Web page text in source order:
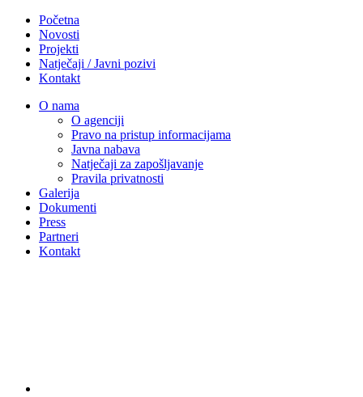
Početna
Novosti
Projekti
Natječaji / Javni pozivi
Kontakt
O nama
O agenciji
Pravo na pristup informacijama
Javna nabava
Natječaji za zapošljavanje
Pravila privatnosti
Galerija
Dokumenti
Press
Partneri
Kontakt